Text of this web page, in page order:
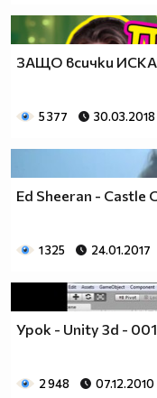
ЗАЩО всички
5 377 30.03.2018
Ed Sheeran - Castle
1 325 24.01.2017
Урок - Unity 3d - 001
2 948 07.12.2010